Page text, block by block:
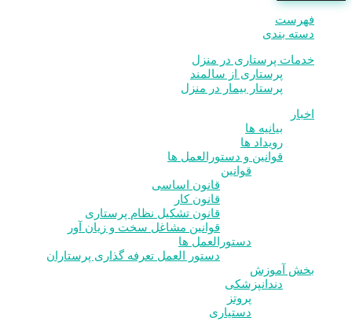
فهرست
دسته بندی
خدمات پرستاری در منزل
پرستاری از سالمند
پرستار بیمار در منزل
اخبار
بیانیه ها
رویداد ها
قوانین و دستورالعمل ها
قوانین
قانون اساسی
قانون کار
قانون تشکیل نظام پرستاری
قوانین مشاغل سخت و زیان آور
دستورالعمل ها
دستور العمل تعرفه گذاری پرستاران
بخش آموزش
دندانپزشکی
پروتز
دستیاری